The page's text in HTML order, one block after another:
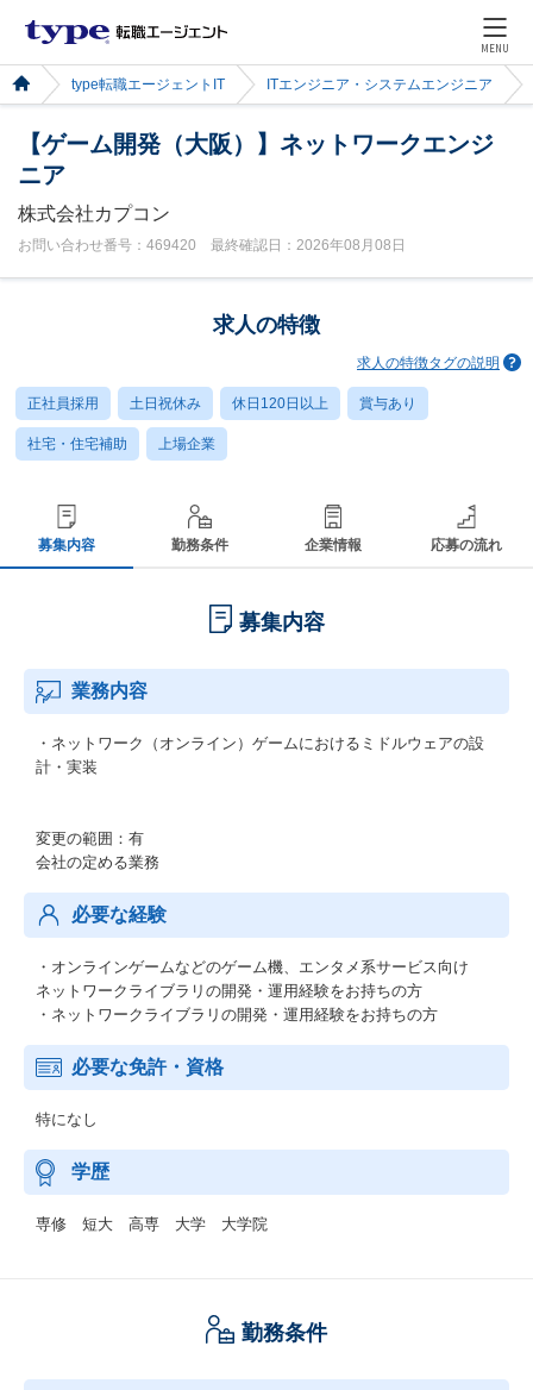
MENU
type転職エージェントIT ITエンジニア・システムエンジニア
【ゲーム開発（大阪）】ネットワークエンジ
ニア
株式会社カプコン
お問い合わせ番号：469420 最終確認日：2026年08月08日
求人の特徴
求人の特徴タグの説明
正社員採用 土日祝休み 休日120日以上 賞与あり
社宅・住宅補助 上場企業
募集内容 勤務条件 企業情報 応募の流れ
募集内容
業務内容
・ネットワーク（オンライン）ゲームにおけるミドルウェアの設
計・実装
変更の範囲：有
会社の定める業務
必要な経験
・オンラインゲームなどのゲーム機、エンタメ系サービス向け
ネットワークライブラリの開発・運用経験をお持ちの方
・ネットワークライブラリの開発・運用経験をお持ちの方
必要な免許・資格
特になし
学歴
専修 短大 高専 大学 大学院
勤務条件